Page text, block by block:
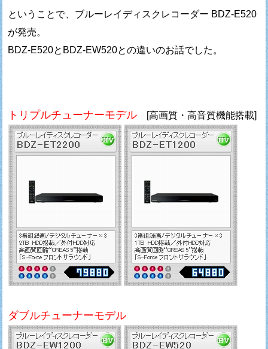
ということで、ブルーレイディスクレコーダー BDZ-E520
が発売。
BDZ-E520とBDZ-EW520との違いのお話でした。
トリプルチューナーモデル [高画質・高音質機能搭載]
ダブルチューナーモデル